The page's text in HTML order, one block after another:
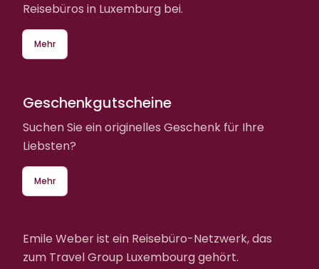
Reisebüros in Luxemburg bei.
Mehr
Geschenkgutscheine
Suchen Sie ein originelles Geschenk für Ihre
Liebsten?
Mehr
Emile Weber ist ein Reisebüro-Netzwerk, das
zum Travel Group Luxembourg gehört.